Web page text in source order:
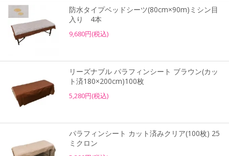
防水タイプベッドシーツ(80cm×90m)ミシン目
入り 4本
9,680円(税込)
リーズナブル パラフィンシート ブラウン(カッ
ト済180×200cm)100枚
5,280円(税込)
パラフィンシート カット済みクリア(100枚) 25
ミクロン